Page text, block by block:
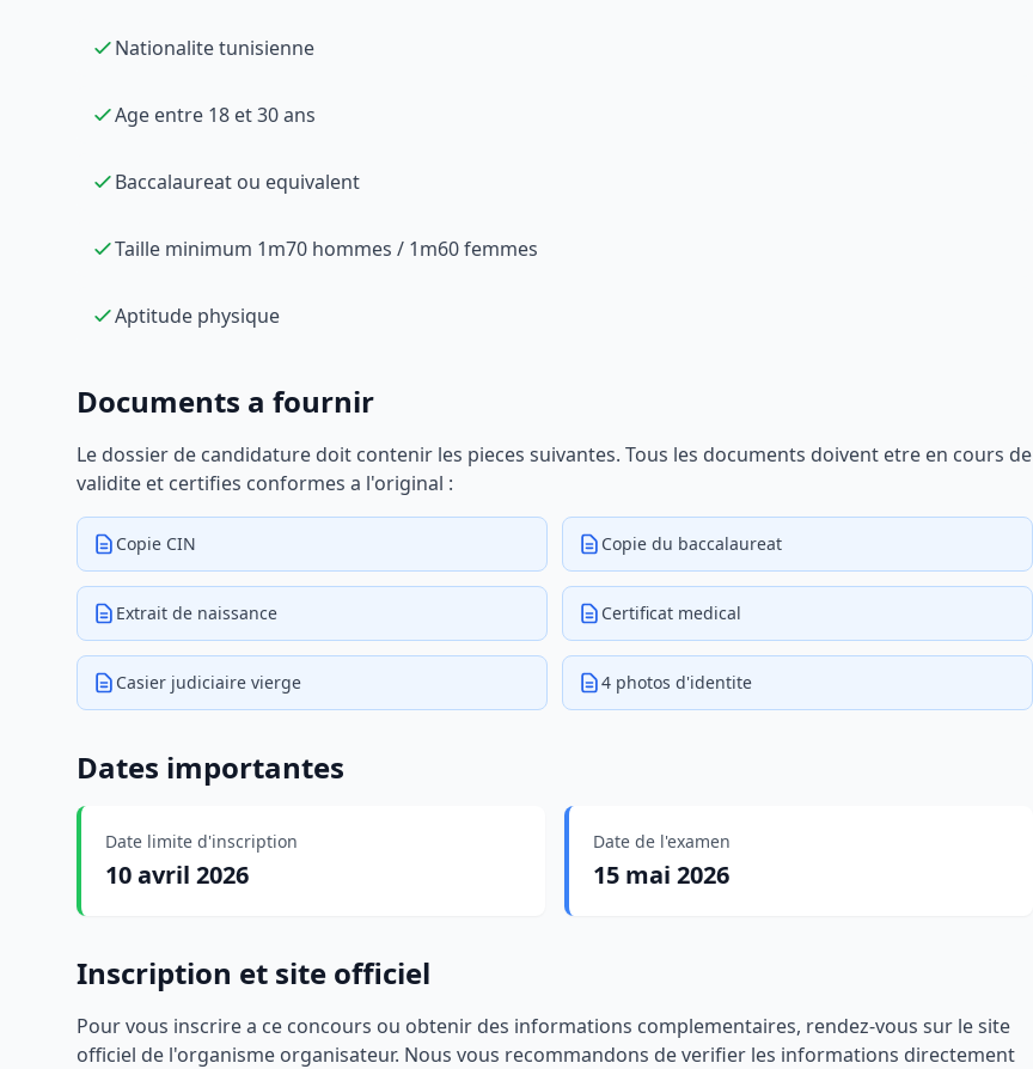
Nationalite tunisienne
Age entre 18 et 30 ans
Baccalaureat ou equivalent
Taille minimum 1m70 hommes / 1m60 femmes
Aptitude physique
Documents a fournir
Le dossier de candidature doit contenir les pieces suivantes. Tous les documents doivent etre en cours de
validite et certifies conformes a l'original :
Copie CIN Copie du baccalaureat
Extrait de naissance Certificat medical
Casier judiciaire vierge 4 photos d'identite
Dates importantes
Date limite d'inscription
10 avril 2026
Date de l'examen
15 mai 2026
Inscription et site officiel
Pour vous inscrire a ce concours ou obtenir des informations complementaires, rendez-vous sur le site
officiel de l'organisme organisateur. Nous vous recommandons de verifier les informations directement